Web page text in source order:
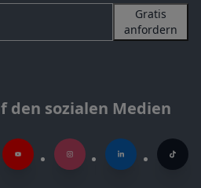
Gratis
anfordern
den sozialen Medien